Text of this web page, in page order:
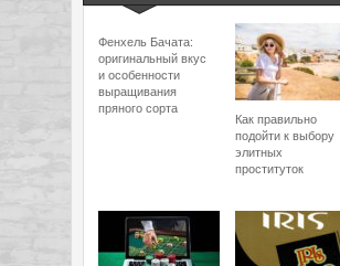
Фенхель Бачата:
оригинальный вкус
и особенности
выращивания
пряного сорта
Как правильно
подойти к выбору
элитных
проституток